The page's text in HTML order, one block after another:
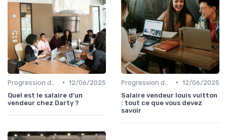
• 12/06/2025
Quel est le salaire d'un
vendeur chez Darty ?
• 12/06/2025
Salaire vendeur louis vuitton
: tout ce que vous devez
savoir